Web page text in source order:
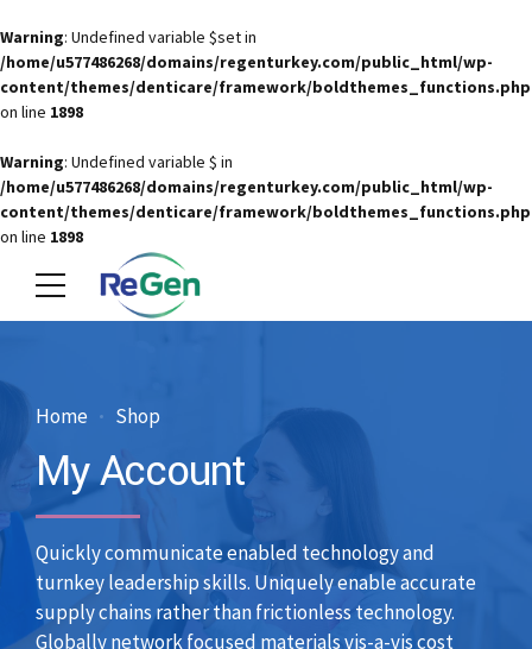
Warning: Undefined variable $set in
/home/u577486268/domains/regenturkey.com/public_html/wp-
content/themes/denticare/framework/boldthemes_functions.php
on line 1898
Warning: Undefined variable $ in
/home/u577486268/domains/regenturkey.com/public_html/wp-
content/themes/denticare/framework/boldthemes_functions.php
on line 1898
Home Shop
My Account
Quickly communicate enabled technology and
turnkey leadership skills. Uniquely enable accurate
supply chains rather than frictionless technology.
Globally network focused materials vis-a-vis cost